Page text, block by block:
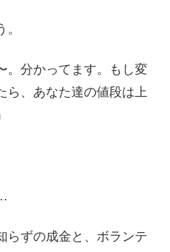
。分かってます。もし変
ら、あなた達の値段は上
らずの成金と、ボランテ